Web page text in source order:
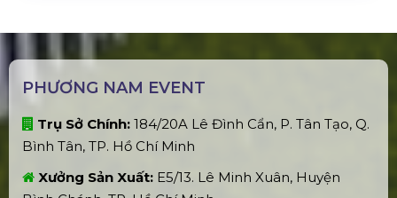
PHƯƠNG NAM EVENT
Trụ Sở Chính: 184/20A Lê Đình Cẩn, P. Tân Tạo, Q.
Bình Tân, TP. Hồ Chí Minh
Xưởng Sản Xuất: E5/13. Lê Minh Xuân, Huyện